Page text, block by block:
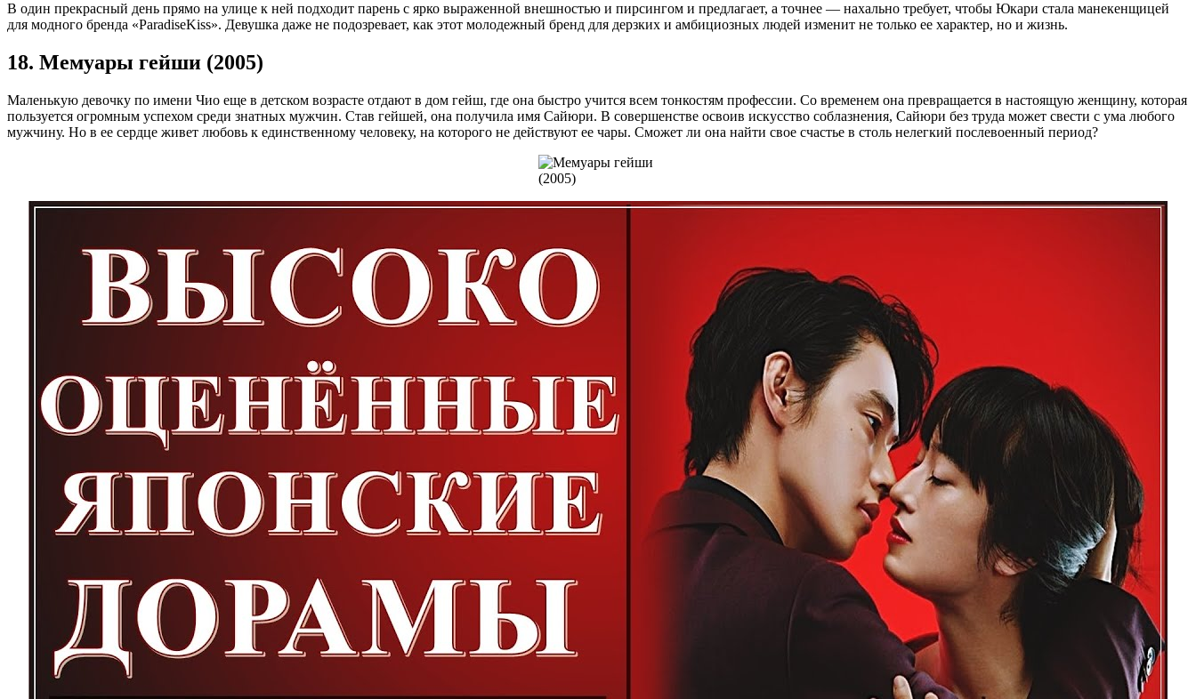
В один прекрасный день прямо на улице к ней подходит парень с ярко выраженной внешностью и пирсингом и предлагает, а точнее — нахально требует, чтобы Юкари стала манекенщицей
для модного бренда «ParadiseKiss». Девушка даже не подозревает, как этот молодежный бренд для дерзких и амбициозных людей изменит не только ее характер, но и жизнь.
18. Мемуары гейши (2005)
Маленькую девочку по имени Чио еще в детском возрасте отдают в дом гейш, где она быстро учится всем тонкостям профессии. Со временем она превращается в настоящую женщину, которая
пользуется огромным успехом среди знатных мужчин. Став гейшей, она получила имя Сайюри. В совершенстве освоив искусство соблазнения, Сайюри без труда может свести с ума любого
мужчину. Но в ее сердце живет любовь к единственному человеку, на которого не действуют ее чары. Сможет ли она найти свое счастье в столь нелегкий послевоенный период?